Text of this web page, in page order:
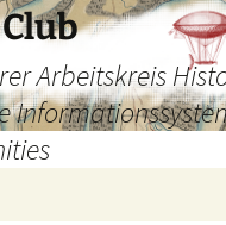
Arbeitskreis